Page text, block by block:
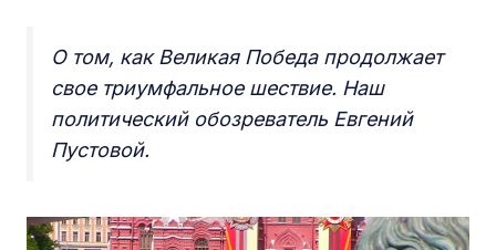
О том, как Великая Победа продолжает
свое триумфальное шествие. Наш
политический обозреватель Евгений
Пустовой.